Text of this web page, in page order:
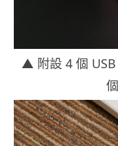
▲ 附設 4 個